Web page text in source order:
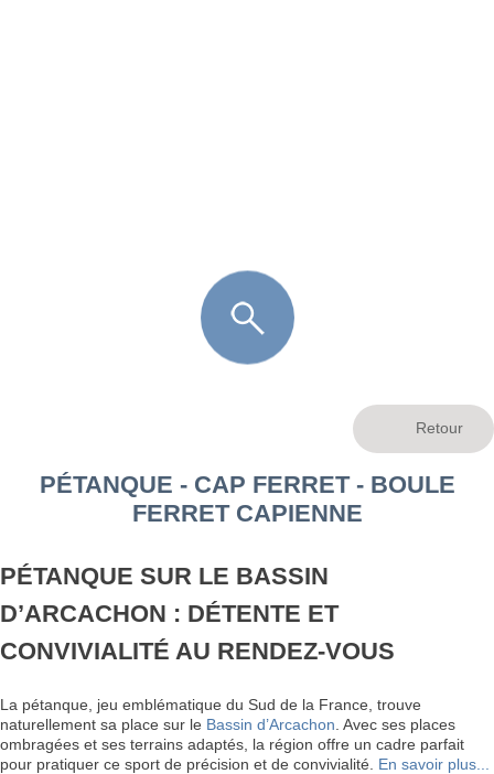
PÉTANQUE - CAP FERRET - BOULE
FERRET CAPIENNE
PÉTANQUE SUR LE BASSIN
D’ARCACHON : DÉTENTE ET
CONVIVIALITÉ AU RENDEZ-VOUS
La pétanque, jeu emblématique du Sud de la France, trouve
naturellement sa place sur le Bassin d’Arcachon . Avec ses places
ombragées et ses terrains adaptés, la région offre un cadre parfait
pour pratiquer ce sport de précision et de convivialité. En savoir plus...